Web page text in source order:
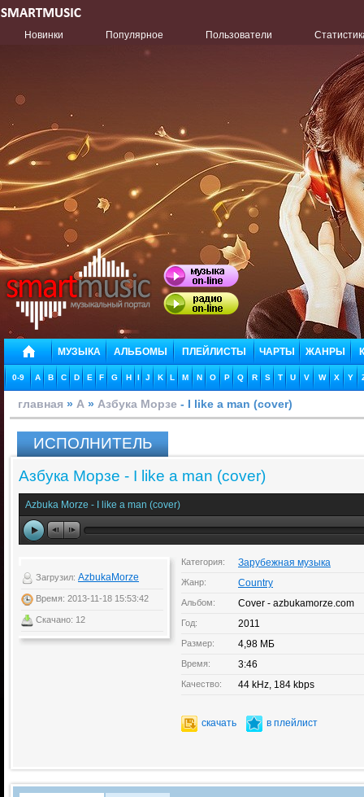
Новинки Популярное Пользователи
МУЗЫКА АЛЬБОМЫ ПЛЕЙЛИСТЫ ЧАРТЫ ЖАНРЫ
0-9 A B C D E F G H I J K L M N O P Q R S T U V W X Y
главная » А » Азбука Морзе - I like a man (cover)
ИСПОЛНИТЕЛЬ
Азбука Морзе - I like a man (cover)
Azbuka Morze - I like a man (cover)
Загрузил: AzbukaMorze
Время: 2013-11-18 15:53:42
Скачано: 12
Категория: Зарубежная музыка
Жанр: Country
Альбом: Cover - azbukamorze.com
Год: 2011
Размер: 4,98 МБ
Время: 3:46
Качество: 44 kHz, 184 kbps
скачать в плейлист